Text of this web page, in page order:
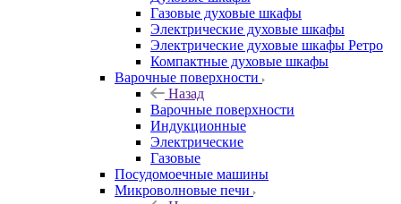
Газовые духовые шкафы
Электрические духовые шкафы
Электрические духовые шкафы Ретро
Компактные духовые шкафы
Варочные поверхности
Назад
Варочные поверхности
Индукционные
Электрические
Газовые
Посудомоечные машины
Микроволновые печи